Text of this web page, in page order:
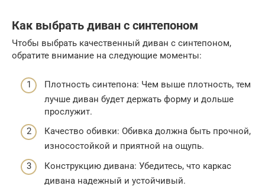
Как выбрать диван с синтепоном
Чтобы выбрать качественный диван с синтепоном,
обратите внимание на следующие моменты:
Плотность синтепона: Чем выше плотность, тем
лучше диван будет держать форму и дольше
прослужит.
Качество обивки: Обивка должна быть прочной,
износостойкой и приятной на ощупь.
Конструкцию дивана: Убедитесь, что каркас
дивана надежный и устойчивый.